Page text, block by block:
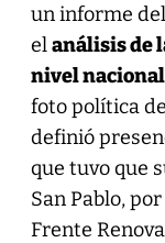
un informe
elanálisis de
nivel
foto política
definió
que tuvo que
San Pablo,
Frente